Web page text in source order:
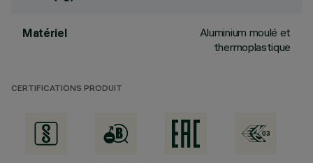
Matériel
Aluminium moulé et
thermoplastique
CERTIFICATIONS PRODUIT